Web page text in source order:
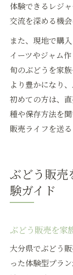
体験できるレジ
交流を深める機会
また、現地で購
イーツやジャム
旬のぶどうを家
より豊かになり
初めての方は、
種や保存方法を
販売ライフを送
ぶどう販売
験ガイド
ぶどう販売を家
大分県でぶどう
った体験型プラ